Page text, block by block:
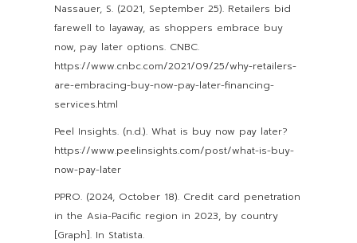
Nassauer, S. (2021, September 25). Retailers bid
farewell to layaway, as shoppers embrace buy
now, pay later options. CNBC.
https://www.cnbc.com/2021/09/25/why-retailers-
are-embracing-buy-now-pay-later-financing-
services.html
Peel Insights. (n.d.). What is buy now pay later?
https://www.peelinsights.com/post/what-is-buy-
now-pay-later
PPRO. (2024, October 18). Credit card penetration
in the Asia-Pacific region in 2023, by country
[Graph]. In Statista.